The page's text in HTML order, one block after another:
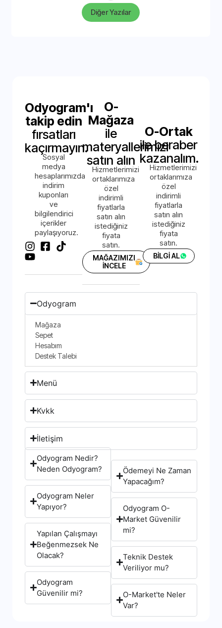
Diğer Yazılar
Odyogram'ı
takip edin
fırsatları
kaçırmayın.
Sosyal
medya
hesaplarımızda
indirim
kuponları
ve
bilgilendirici
içerikler
paylaşıyoruz.
O-
Mağaza
ile
materyallerimizi
satın alın
Hizmetlerimizi
ortaklarımıza
özel
indirimli
fiyatlarla
satın alın
istediğiniz
fiyata
satın.
MAĞAZIMIZI
İNCELE
O-Ortak
ile beraber
kazanalım.
Hizmetlerimizi
ortaklarımıza
özel
indirimli
fiyatlarla
satın alın
istediğiniz
fiyata
satın.
BİLGİ AL
Odyogram
Mağaza
Sepet
Hesabım
Destek Talebi
Menü
Kvkk
İletişim
Odyogram Nedir?
Neden Odyogram?
Odyogram Neler
Yapıyor?
Yapılan Çalışmayı
Beğenmezsek Ne
Olacak?
Odyogram
Güvenilir mi?
Ödemeyi Ne Zaman
Yapacağım?
Odyogram O-
Market Güvenilir
mi?
Teknik Destek
Veriliyor mu?
O-Market'te Neler
Var?